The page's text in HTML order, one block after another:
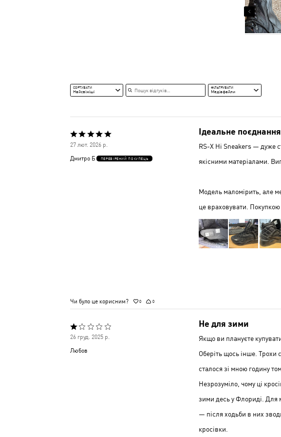
6%
СОРТУВАТИ
Найсвіжіші
Пошук відгуків
ФІЛЬТРУВАТИ
Медіафайли
Оцінено
27 лют. 2026 р.
Дмитро Б ПЕРЕВІРЕНИЙ ПОКУПЕЦЬ
Ідеальне
RS-X Hi Sneakers — дуже
якісними матеріалами.
Модель маломірить, але
це враховувати.
Чи було це корисним? 0 0
Оцінено
26 груд. 2025 р.
Любов
Не для зими
Якщо ви плануєте
Оберіть щось інше. Трохи
сталося зі мною годину
Незрозуміло, чому ці
зими десь у Флориді. Для
— після ходьби в них
кросівки.